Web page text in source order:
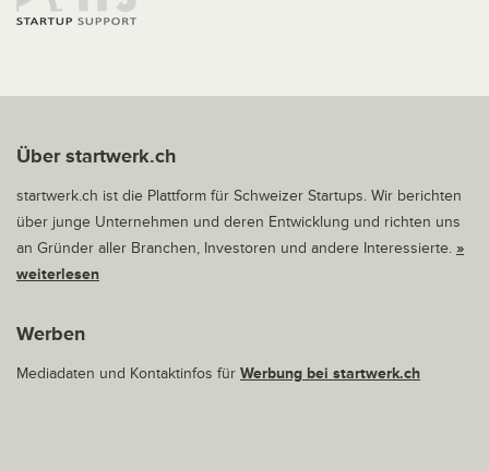
Über startwerk.ch
startwerk.ch ist die Plattform für Schweizer Startups. Wir berichten
über junge Unternehmen und deren Entwicklung und richten uns
an Gründer aller Branchen, Investoren und andere Interessierte. »
weiterlesen
Werben
Mediadaten und Kontaktinfos für Werbung bei startwerk.ch